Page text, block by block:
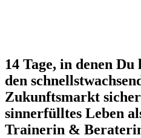
14 Tage, in denen
den
Zukunftsmarkt
sinnerfülltes Leben
Trainerin &